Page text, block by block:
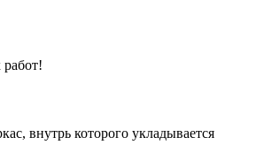
внутрь которого укладывается